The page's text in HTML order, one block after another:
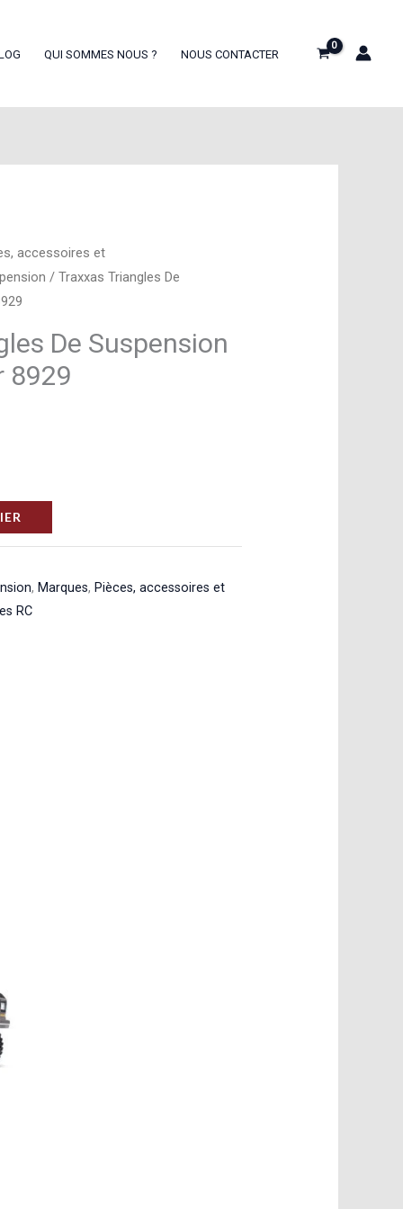
QUI SOMMES NOUS ? NOUS CONTACTER
accessoires et
/ Traxxas Triangles De
De Suspension
8929
, Marques, Pièces, accessoires et
RC